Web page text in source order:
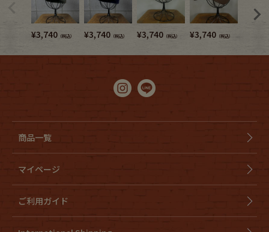
¥3,740 （税込） ¥3,740 （税込） ¥3,740 （税込） ¥3,740 （税込）
商品一覧
マイページ
ご利用ガイド